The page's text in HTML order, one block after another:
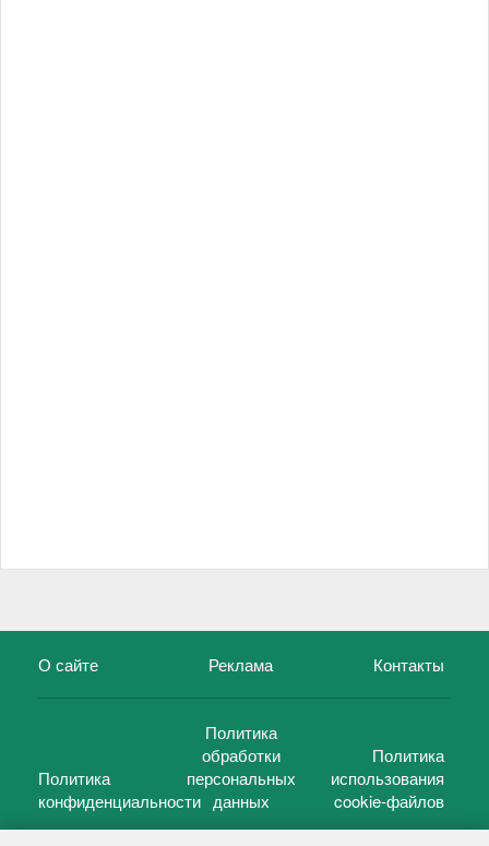
О сайте Реклама Контакты
Политика
конфиденциальности
Политика
обработки
персональных
данных
Политика
использования
cookie-файлов